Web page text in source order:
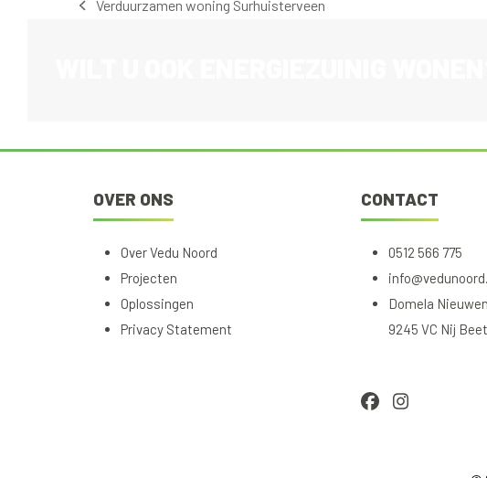
Verduurzamen woning Surhuisterveen
OVER ONS
Over Vedu Noord
Projecten
Oplossingen
Privacy Statement
CONTACT
0512 566 775
Domela
9245 VC Nij
Facebook
Instagram